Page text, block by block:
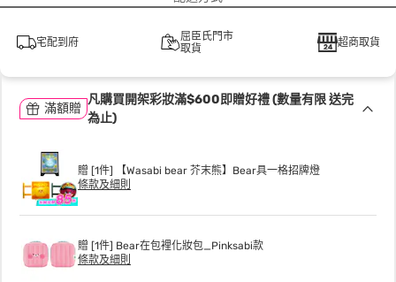
宅配到府
屈臣氏門市
取貨
超商取貨
滿額贈
凡購買開架彩妝滿$600即贈好禮 (數量有限 送完
為止)
贈 [1件] 【Wasabi bear 芥末熊】Bear具一格招牌燈
條款及細則
贈 [1件] Bear在包裡化妝包_Pinksabi款
條款及細則